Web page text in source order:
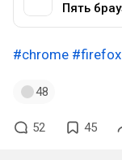
#chrome #firefox
48
52 45